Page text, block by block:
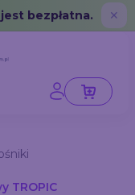
bezpłatna. ✕
TROPIC